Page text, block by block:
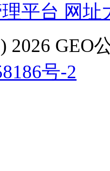
平台 网
2026 GEO
号-2